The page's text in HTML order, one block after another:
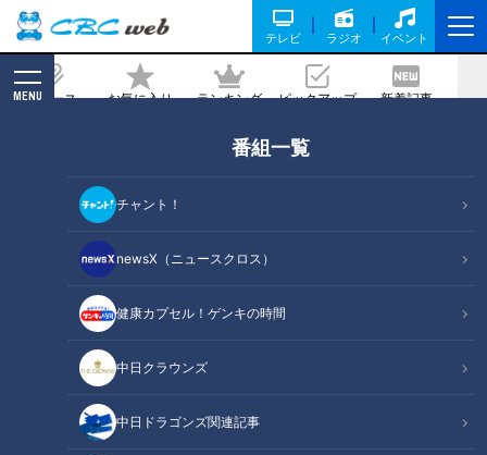
テレビ ラジオ イベント
ニュース お気に入り ランキング ピックアップ 新着記事
MENU
番組一覧
チャント！
newsX（ニュースクロス）
健康カプセル！ゲンキの時間
中日クラウンズ
中日ドラゴンズ関連記事
「きらり輝く若竜の起用を！」
2021/04/27 17:46